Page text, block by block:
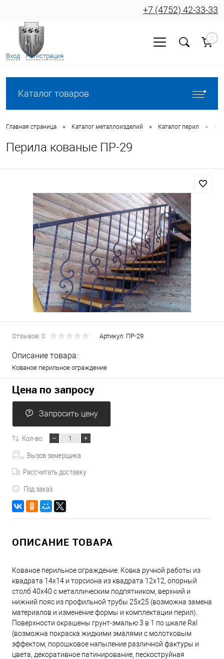
Вход Регистрация
+7 (4752) 42-33-33
0
Каталог товаров
Главная страница • Каталог металлоизделий • Каталог перил •
Перила кованые ПР-29
Отзывов: 0 Артикул: ПР-29
Описание товара:
Кованое перильное ограждение
Цена по запросу
Запросить цену
Кол-во:
Вызов замерщика
Рассчитать доставку
Под заказ
ОПИСАНИЕ ТОВАРА
Кованое перильное ограждение. Ковка ручной работы из
квадрата 14х14 и торсиона из квадрата 12х12, опорный
столб 40х40 с металлическим подпятником, верхний и
нижний пояс из профильной трубы 25х25 (возможна замена
материалов и изменение формы и комплектации перил).
Поверхности окрашены грунт-эмалью 3 в 1 по шкале Ral
(возможна покраска жидкими эмалями с молотковым
эффектом, порошковое напыление различной фактуры и
цвета, декоративное патинирование, пескоструйная